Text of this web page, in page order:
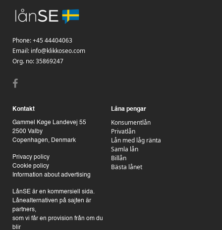
Phone:+45 44404063
Email: info@klikkoseo.com
Org. no: 35869247
Kontakt
Gammel Køge Landevej 55
2500 Valby
Copenhagen, Denmark
Privacy policy
Cookie policy
Information about advertising
LånSE är en kommersiell sida.
Lånealternativen på sajten är
partners,
som vi får en provision från om du
blir
Låna pengar
Konsumentlån
Privatlån
Lån med låg ränta
Samla lån
Billån
Bästa lånet